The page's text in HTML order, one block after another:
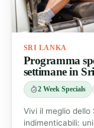
SRI LANKA
Programma
settimane in
2 Week Specials
Vivi il meglio dello
indimenticabili: